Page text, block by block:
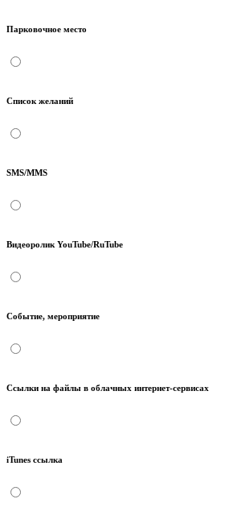
Парковочное место
Список желаний
SMS/MMS
Видеоролик YouTube/RuTube
Событие, мероприятие
Ссылки на файлы в облачных интернет-сервисах
iTunes ссылка